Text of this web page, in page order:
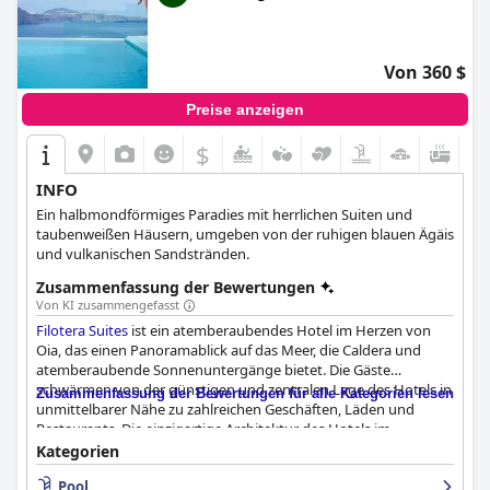
Von 360 $
Preise anzeigen
$
INFO
Ein halbmondförmiges Paradies mit herrlichen Suiten und
taubenweißen Häusern, umgeben von der ruhigen blauen Ägäis
und vulkanischen Sandstränden.
Zusammenfassung der Bewertungen
Von KI zusammengefasst
Filotera Suites ist ein atemberaubendes Hotel im Herzen von
Oia, das einen Panoramablick auf das Meer, die Caldera und
atemberaubende Sonnenuntergänge bietet. Die Gäste
schwärmen von der günstigen und zentralen Lage des Hotels in
unmittelbarer Nähe zu zahlreichen Geschäften, Läden und
Restaurants. Die einzigartige Architektur des Hotels im
Höhlenstil trägt zum allgemeinen Charme des Ortes bei. Das
Frühstück ist erstklassig und wird entweder auf der eigenen
Zusammenfassung der Bewertungen für alle Kategorien lesen
Kategorien